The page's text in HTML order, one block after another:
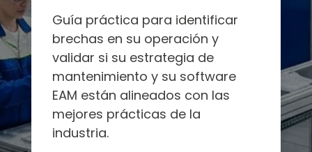
Guía práctica para identificar
brechas en su operación y
validar si su estrategia de
mantenimiento y su software
EAM están alineados con las
mejores prácticas de la
industria.